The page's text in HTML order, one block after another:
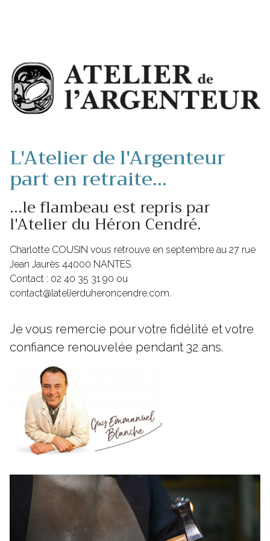
L'Atelier de l'Argenteur
part en retraite...
...le flambeau est repris par
l'Atelier du Héron Cendré.
Charlotte COUSIN vous retrouve en septembre au 27 rue
Jean Jaurès 44000 NANTES.
Contact : 02 40 35 31 90 ou
contact@latelierduheroncendre.com.
Je vous remercie pour votre fidélité et votre
confiance renouvelée pendant 32 ans.